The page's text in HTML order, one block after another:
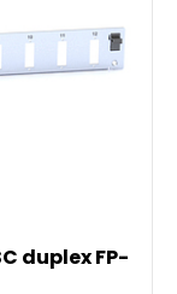
duplex FP-